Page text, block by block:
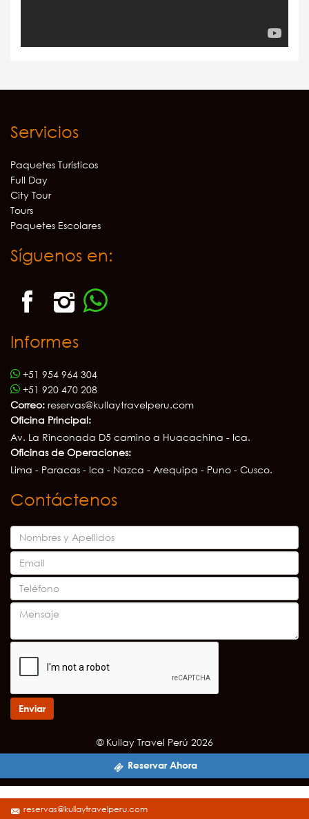
reservas@kullaytravelperu.com
Reservar Ahora
Servicios
Paquetes Turísticos
Full Day
City Tour
Tours
Paquetes Escolares
Síguenos en:
Informes
+51 954 964 304
+51 920 470 208
Correo: reservas@kullaytravelperu.com
Oficina Principal:
Av. La Rinconada D5 camino a Huacachina - Ica.
Oficinas de Operaciones:
Lima - Paracas - Ica - Nazca - Arequipa - Puno - Cusco.
Contáctenos
Enviar
© Kullay Travel Perú 2026